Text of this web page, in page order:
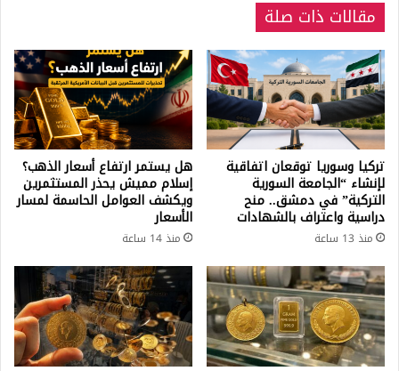
مقالات ذات صلة
تركيا وسوريا توقعان اتفاقية
لإنشاء “الجامعة السورية
التركية” في دمشق.. منح
دراسية واعتراف بالشهادات
منذ 13 ساعة
هل يستمر ارتفاع أسعار الذهب؟
إسلام مميش يحذر المستثمرين
ويكشف العوامل الحاسمة لمسار
الأسعار
منذ 14 ساعة